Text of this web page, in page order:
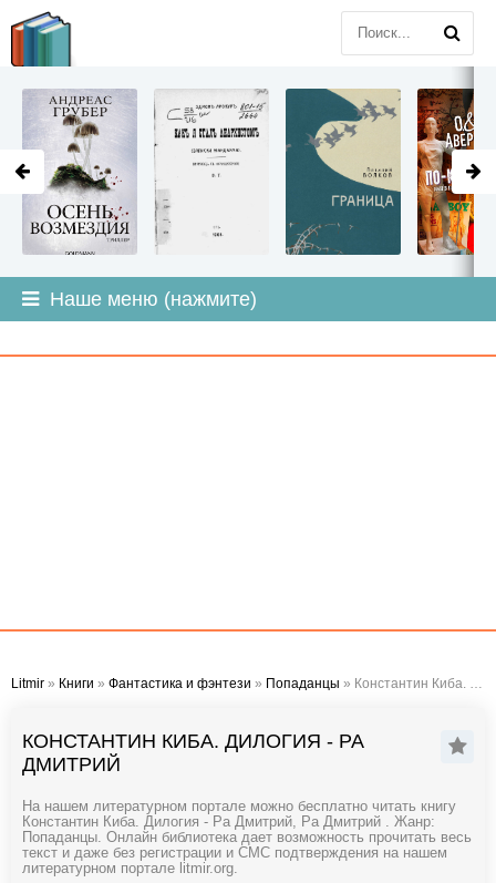
Наше меню (нажмите)
Litmir » Книги » Фантастика и фэнтези » Попаданцы » Константин Киба. Дилогия - Ра Дмитрий
КОНСТАНТИН КИБА. ДИЛОГИЯ - РА
ДМИТРИЙ
На нашем литературном портале можно бесплатно читать книгу
Константин Киба. Дилогия - Ра Дмитрий, Ра Дмитрий . Жанр:
Попаданцы. Онлайн библиотека дает возможность прочитать весь
текст и даже без регистрации и СМС подтверждения на нашем
литературном портале litmir.org.
LITMIR.ORG